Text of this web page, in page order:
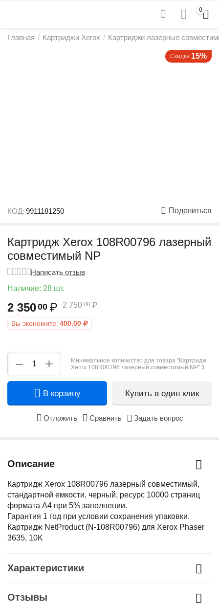
0
Главная / Картриджи Xerox / Картриджи лазерные
Скидка 15%
КОД: 9911181250 Поделиться
Картридж Xerox 108R00796 лазерный
совместимый NP
Написать отзыв
Наличие: 28 шт.
2 35000 ₽ 2 750 00 ₽
Вы экономите: 400.00 ₽
+
−
Минимальное количество для товара "Картридж
Xerox 108R00796 лазерный совместимый NP" 1.
В корзину Купить в один клик
Отложить Сравнить Задать вопрос
Описание
Картридж Xerox 108R00796 лазерный совместимый,
стандартной емкости, черный, ресурс 10000 страниц
формата А4 при 5% заполнении.
Гарантия 1 год при условии сохранения упаковки.
Картридж NetProduct (N-108R00796) для Xerox Phaser
3635, 10K
Характеристики
Отзывы